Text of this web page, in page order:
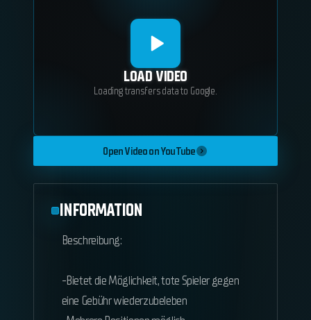
LOAD VIDEO
Loading transfers data to Google.
Open Video on YouTube
INFORMATION
Beschreibung:
-Bietet die Möglichkeit, tote Spieler gegen
eine Gebühr wiederzubeleben